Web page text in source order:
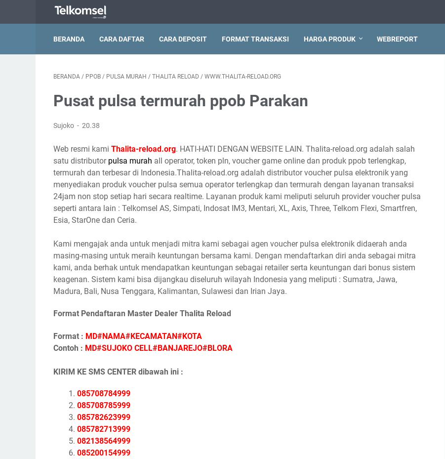
BERANDA CARA DAFTAR CARA DEPOSIT FORMAT TRANSAKSI HARGA PRODUK WEBREPORT
BERANDA / PPOB / PULSA MURAH / THALITA RELOAD / WWW.THALITA-RELOAD.ORG
Pusat pulsa termurah ppob Parakan
Sujoko 20.38
Web resmi kami Thalita-reload.org. HATI-HATI DENGAN WEBSITE LAIN. Thalita-reload.org adalah salah
satu distributor pulsa murah all operator, token pln, voucher game online dan produk ppob terlengkap,
termurah dan terbesar di Indonesia.Thalita-reload.org adalah distributor voucher pulsa elektronik yang
menyediakan produk voucher pulsa semua operator terlengkap dan termurah dengan layanan transaksi
24jam non stop setiap hari secara realtime. Layanan produk kami meliputi seluruh provider voucher pulsa
seperti antara lain : Telkomsel AS, Simpati, Indosat IM3, Mentari, XL, Axis, Three, Telkom Flexi, Smartfren,
Esia, StarOne dan Ceria.
Kami mengajak anda untuk menjadi mitra kami sebagai agen voucher pulsa elektronik didaerah anda
masing-masing untuk meraih keuntungan bersama kami. Dengan mendaftarkan diri anda sebagai mitra
kami, anda berhak untuk mendapatkan keuntungan sebagai retailer serta keuntungan dari bonus sistem
keagenan. Sistem kami bisa dijangkau diseluruh wilayah Indonesia yang meliputi : Sumatra, Jawa,
Madura, Bali, Nusa Tenggara, Kalimantan, Sulawesi dan Irian Jaya.
Format Pendaftaran Master Dealer Thalita Reload
Format : MD#NAMA#KECAMATAN#KOTA
Contoh : MD#SUJOKO CELL#BANJAREJO#BLORA
KIRIM KE SMS CENTER dibawah ini :
085708784999
085708785999
085782623999
085782713999
082138564999
085200154999